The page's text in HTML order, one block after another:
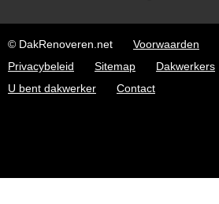
© DakRenoveren.net Voorwaarden
Privacybeleid
Sitemap Dakwerkers
U bent dakwerker
Contact